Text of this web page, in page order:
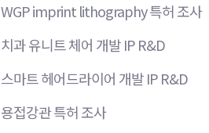
WGP imprint lithography 특허 조사
치과 유니트 체어 개발 IP R&D
스마트 헤어드라이어 개발 IP R&D
용접강관 특허 조사